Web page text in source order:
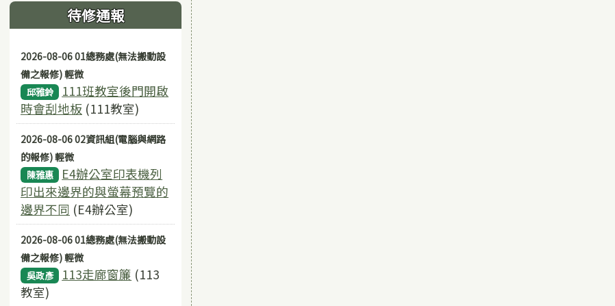
待修通報
2026-08-06 01總務處(無法搬動設
備之報修) 輕微
邱雅鈴
111班教室後門開啟
時會刮地板 (111教室)
2026-08-06 02資訊組(電腦與網路
的報修) 輕微
陳雅惠
E4辦公室印表機列
印出來邊界的與螢幕預覽的
邊界不同 (E4辦公室)
2026-08-06 01總務處(無法搬動設
備之報修) 輕微
吳政彥 113走廊窗簾 (113
教室)